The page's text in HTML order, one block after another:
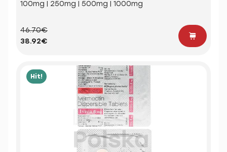
100mg | 250mg | 500mg | 1000mg
46.70€
38.92€
Hit!